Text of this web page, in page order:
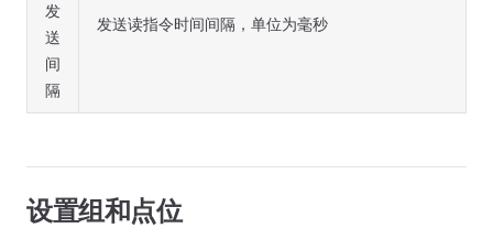
发
送
间
隔
发送读指令时间间隔，单位为毫秒
设置组和点位